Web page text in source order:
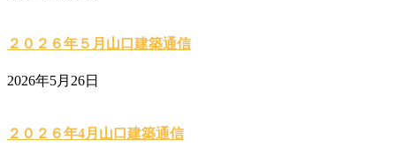
２０２６年５月山口建築通信
2026年5月26日
２０２６年4月山口建築通信